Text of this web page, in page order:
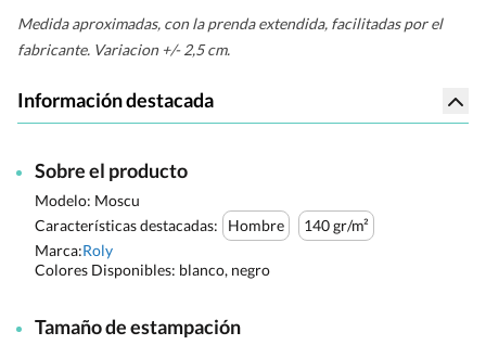
Medida aproximadas, con la prenda extendida, facilitadas por el
fabricante. Variacion +/- 2,5 cm.
Información destacada
Sobre el producto
Modelo: Moscu
Características destacadas:
Hombre
140 gr/m²
Marca:Roly
Colores Disponibles: blanco, negro
Tamaño de estampación